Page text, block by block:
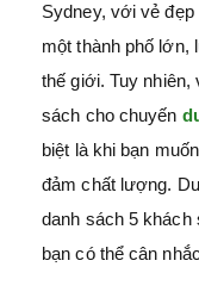
Sydney, với vẻ
một thành phố lớn,
thế giới. Tuy
sách cho chuyến
biệt là khi bạn
đảm chất lượng.
danh sách 5 khách
bạn có thể cân